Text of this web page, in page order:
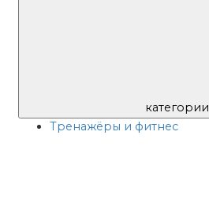
категории
Тренажёры и фитнес